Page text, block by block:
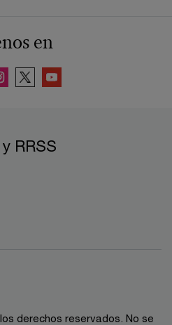
en
RRSS
derechos reservados. No se